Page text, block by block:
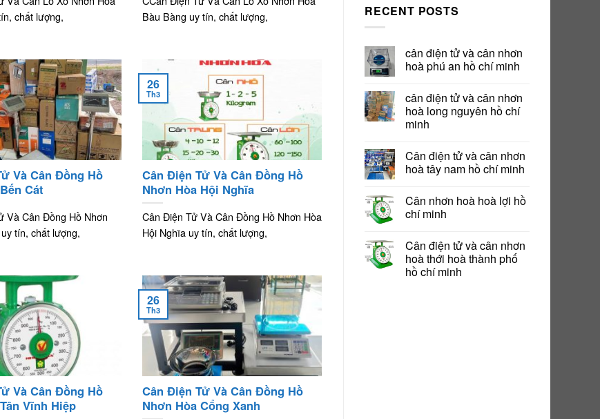
chất lượng,
Bàu Bàng uy tín, chất lượng,
Và Cân Đồng Hồ
Cát
Và Cân Đồng Hồ Nhơn
tín, chất lượng,
Cân Điện Tử Và Cân Đồng Hồ
Nhơn Hòa Hội Nghĩa
Cân Điện Tử Và Cân Đồng Hồ Nhơn Hòa
Hội Nghĩa uy tín, chất lượng,
26
Th3
Và Cân Đồng Hồ
Vĩnh Hiệp
Cân Điện Tử Và Cân Đồng Hồ
Nhơn Hòa Cổng Xanh
26
Th3
RECENT POSTS
cân điện tử và cân nhơn
hoà phú an hồ chí minh
cân điện tử và cân nhơn
hoà long nguyên hồ chí
minh
Cân điện tử và cân nhơn
hoà tây nam hồ chí minh
Cân nhơn hoà hoà lợi hồ
chí minh
Cân điện tử và cân nhơn
hoà thới hoà thành phố
hồ chí minh